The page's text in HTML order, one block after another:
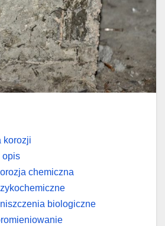
korozji
opis
chemiczna
biologiczne